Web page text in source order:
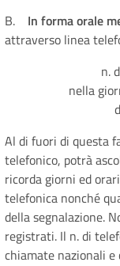
B.
In forma orale
attraverso linea
n.
nella
Al di fuori di questa
telefonico, potrà
ricorda giorni ed
telefonica nonché
della segnalazione.
registrati. Il n. di
chiamate nazionali e